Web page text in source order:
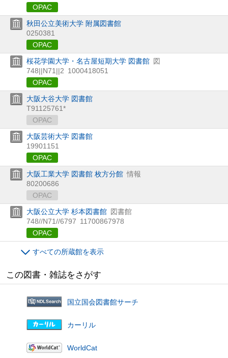
OPAC
秋田公立美術大学 附属図書館
0250381
OPAC
桜花学園大学・名古屋短期大学 図書館 図
748||N71||2 1000418051
OPAC
大阪大谷大学 図書館
T91125761*
OPAC
大阪芸術大学 図書館
19901151
OPAC
大阪工業大学 図書館 枚方分館 情報
80200686
OPAC
大阪公立大学 杉本図書館 図書館
748//N71//6797 11700867978
OPAC
すべての所蔵館を表示
この図書・雑誌をさがす
国立国会図書館サーチ
カーリル
WorldCat